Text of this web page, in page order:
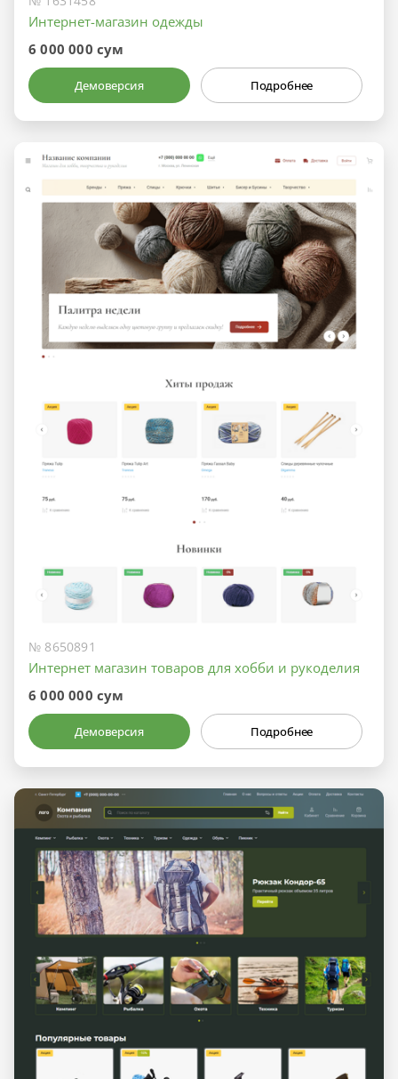
Интернет-магазин одежды
6 000 000 сум
Демоверсия Подробнее
№ 8650891
Интернет магазин товаров для хобби и рукоделия
6 000 000 сум
Демоверсия Подробнее